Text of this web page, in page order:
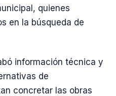
quienes
en la búsqueda de
información técnica y
de
concretar las obras